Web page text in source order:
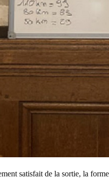
satisfait de la sortie, la